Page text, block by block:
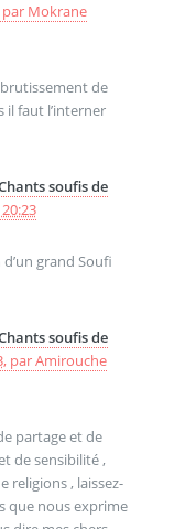
par Mokrane
de
il faut l’interner
soufis de
grand Soufi
soufis de
, parAmirouche
partage et de
de sensibilité ,
religions , laissez-
que nous exprime